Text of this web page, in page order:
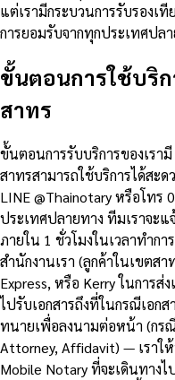
แต่เรามีกระบวนการรับรองเ
การยอมรับจากทุกประเทศปล
ขั้นตอนการใช้บริ
สาทร
ขั้นตอนการรับบริการของเรา
สาทรสามารถใช้บริการได้สะ
LINE @Thainotary หรือโทร
ประเทศปลายทาง ทีมเราจะแ
ภายใน 1 ชั่วโมงในเวลาทำ
สำนักงานเรา (ลูกค้าในเขตส
Express, หรือ Kerry ในการส่
ไปรับเอกสารถึงที่ในกรณีเอ
ทนายเพื่อลงนามต่อหน้า (กร
Attorney, Affidavit) — เราใ
Mobile Notary ที่จะเดินทาง